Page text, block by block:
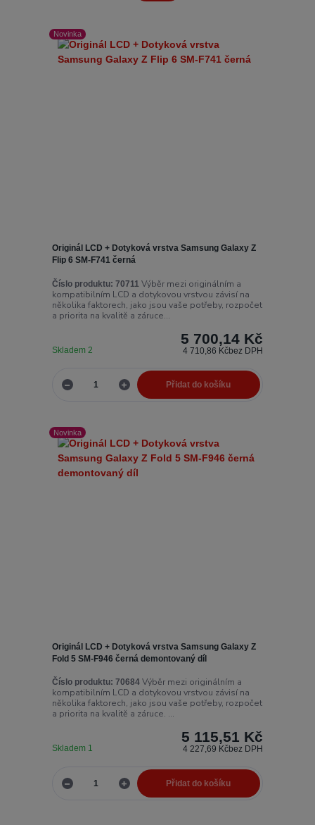
Novinka
Originál LCD + Dotyková vrstva Samsung Galaxy Z
Flip 6 SM-F741 černá
Číslo produktu: 70711Výběr mezi originálním a
kompatibilním LCD a dotykovou vrstvou závisí na
několika faktorech, jako jsou vaše potřeby, rozpočet
a priorita na kvalitě a záruce...
5 700,14 Kč
4 710,86 Kčbez DPH
Skladem 2
Přidat do košíku
Novinka
Originál LCD + Dotyková vrstva Samsung Galaxy Z
Fold 5 SM-F946 černá demontovaný díl
Číslo produktu: 70684Výběr mezi originálním a
kompatibilním LCD a dotykovou vrstvou závisí na
několika faktorech, jako jsou vaše potřeby, rozpočet
a priorita na kvalitě a záruce. ...
5 115,51 Kč
4 227,69 Kčbez DPH
Skladem 1
Přidat do košíku